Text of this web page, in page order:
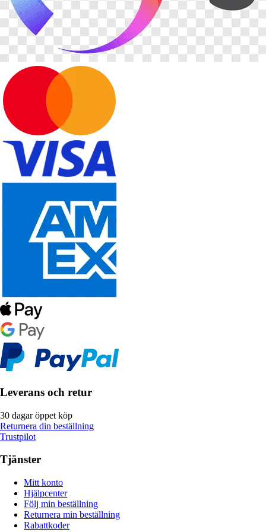
Leverans och retur
30 dagar öppet köp
Returnera din beställning
Trustpilot
Tjänster
Mitt konto
Hjälpcenter
Följ min beställning
Returnera min beställning
Rabattkoder